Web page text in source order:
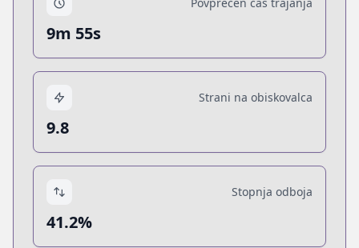
9m 55s
Strani na obiskovalca
9.8
Stopnja odboja
41.2%